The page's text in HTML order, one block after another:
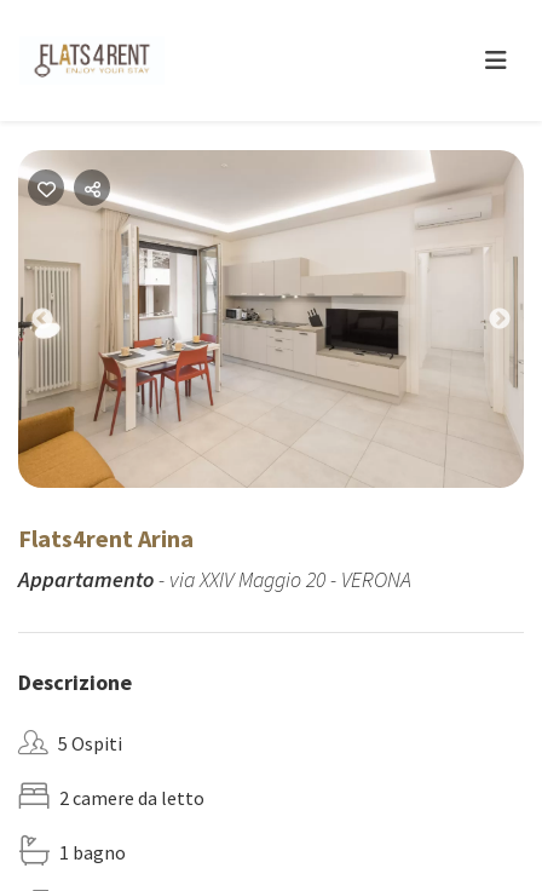
Previous
Flats4rent Arina
Appartamento- via XXIV Maggio 20 - VERONA
Descrizione
5 Ospiti
2 camere da letto
1 bagno